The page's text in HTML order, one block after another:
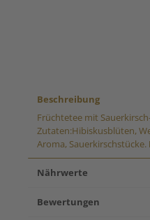
Beschreibung
Früchtetee mit
Zutaten:Hibiskusblüten,
Aroma, Sauerkirschstücke.
Nährwerte
Bewertungen